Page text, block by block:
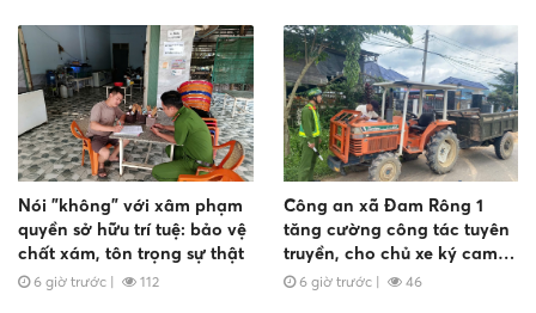
công cụ hỗ trợ
Nói "không" với xâm phạm
quyền sở hữu trí tuệ: bảo vệ
chất xám, tôn trọng sự thật
6 giờ trước | 112
Công an xã Đam Rông 1
tăng cường công tác tuyên
truyền, cho chủ xe ký cam
kết bảo đảm trật tự an toàn
6 giờ trước| 46